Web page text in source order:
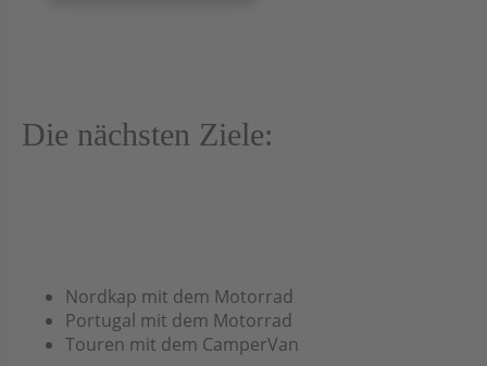
Die nächsten Ziele:
Nordkap mit dem Motorrad
Portugal mit dem Motorrad
Touren mit dem CamperVan